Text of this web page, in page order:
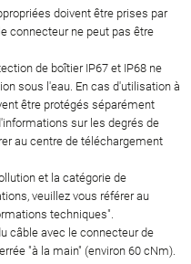
doivent être prises par
connecteur ne peut pas être
de boîtier IP67 et IP68 ne
sous l'eau. En cas d'utilisation à
être protégés séparément
sur les degrés de
au centre de téléchargement
et la catégorie de
veuillez vous référer au
techniques".
câble avec le connecteur de
"à la main" (environ 60 cNm).